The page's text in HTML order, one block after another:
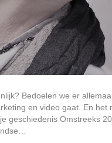
Bedoelen we er
en video gaat. En
geschiedenis Omstreeks